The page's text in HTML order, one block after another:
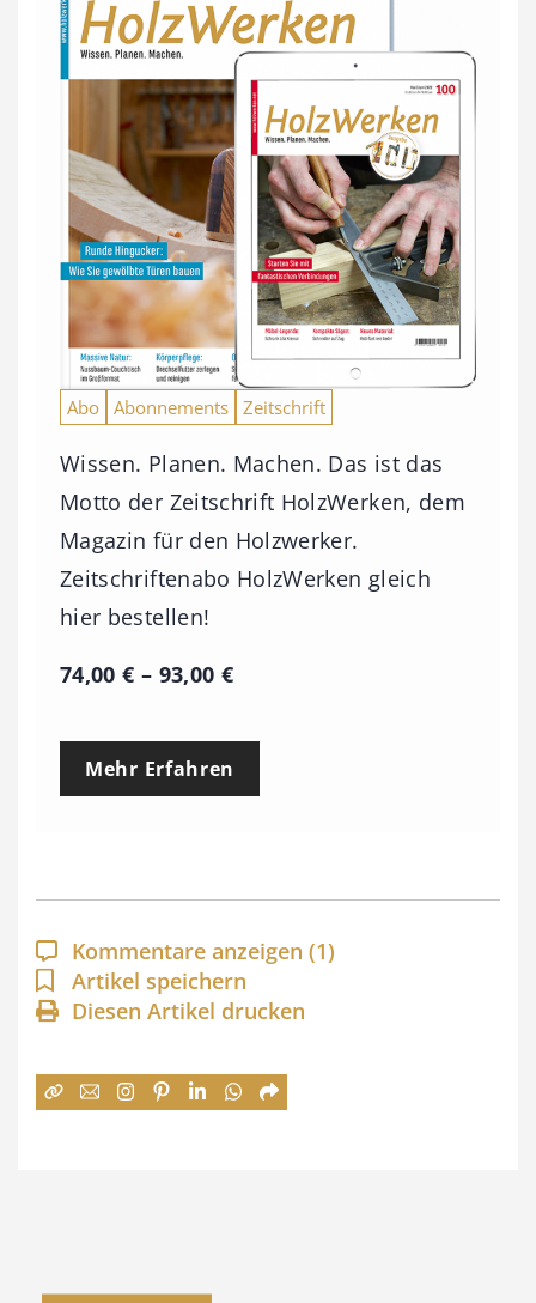
Abo Abonnements Zeitschrift
Wissen. Planen. Machen. Das ist das
Motto der Zeitschrift HolzWerken, dem
Magazin für den Holzwerker.
Zeitschriftenabo HolzWerken gleich
hier bestellen!
74,00€ – 93,00 €P
e
p
a
n
n
:
Mehr Erfahren
Kommentare anzeigen (1)
Artikel speichern
Diesen Artikel drucken